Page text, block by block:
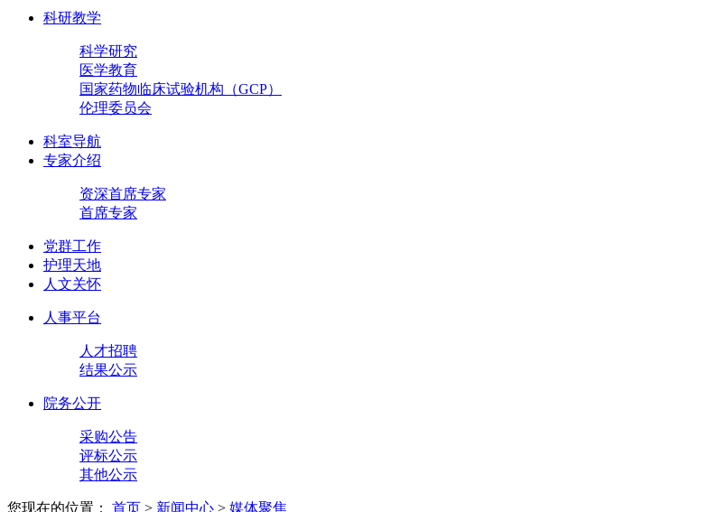
科研教学
科学研究
医学教育
国家药物临床试验机构（GCP）
伦理委员会
科室导航
专家介绍
资深首席专家
首席专家
党群工作
护理天地
人文关怀
人事平台
人才招聘
结果公示
院务公开
采购公告
评标公示
其他公示
您现在的位置： 首页 > 新闻中心 > 媒体聚焦